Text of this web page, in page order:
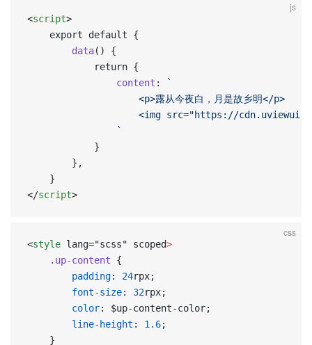
js
<script>
	export default {
		data
() {
			return {
				content
:
`
					<p>露从今夜白，月是故乡明</p>
<img src="https://
				`
			}
		},
	}
</script>
css
<style lang="scss" scoped>
    .up-content
{
        padding
: 24rpx;
        font-size
: 32rpx;
        color
: $up-content-color;
        line-height
: 1.6;
    }